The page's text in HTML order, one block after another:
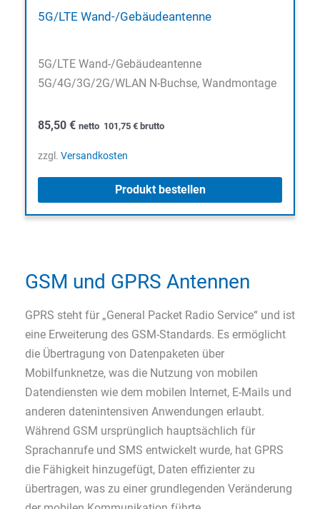
5G/LTE Wand-/Gebäudeantenne
5G/LTE Wand-/Gebäudeantenne
5G/4G/3G/2G/WLAN N-Buchse, Wandmontage
85,50 € netto 101,75 € brutto
zzgl. Versandkosten
Produkt bestellen
GSM und GPRS Antennen
GPRS steht für „General Packet Radio Service“ und ist
eine Erweiterung des GSM-Standards. Es ermöglicht
die Übertragung von Datenpaketen über
Mobilfunknetze, was die Nutzung von mobilen
Datendiensten wie dem mobilen Internet, E-Mails und
anderen datenintensiven Anwendungen erlaubt.
Während GSM ursprünglich hauptsächlich für
Sprachanrufe und SMS entwickelt wurde, hat GPRS
die Fähigkeit hinzugefügt, Daten effizienter zu
übertragen, was zu einer grundlegenden Veränderung